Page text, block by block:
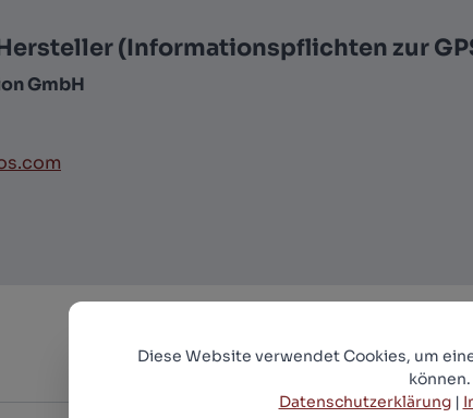
(Informationspflichten zur
GmbH
Diese Website verwendet Cookies, um
können.
Datenschutzerklärung|